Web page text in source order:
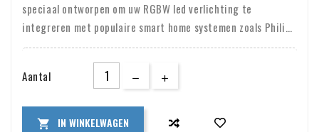
speciaal ontworpen om uw RGBW led verlichting te
integreren met populaire smart home systemen zoals Philips
Hue, Amazon Alexa, Google Assistant en Tuya Smart Life.
Deze controller maakt het mogelijk om uw led strips
eenvoudig te koppelen aan platforms als Tradfri en Osram
via uw favoriete apps. De installatie is eenvoudig en snel,
Aantal
 IN WINKELWAGEN